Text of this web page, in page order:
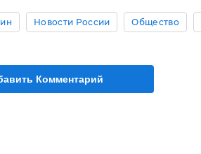
Новости России Общество
Комментарий